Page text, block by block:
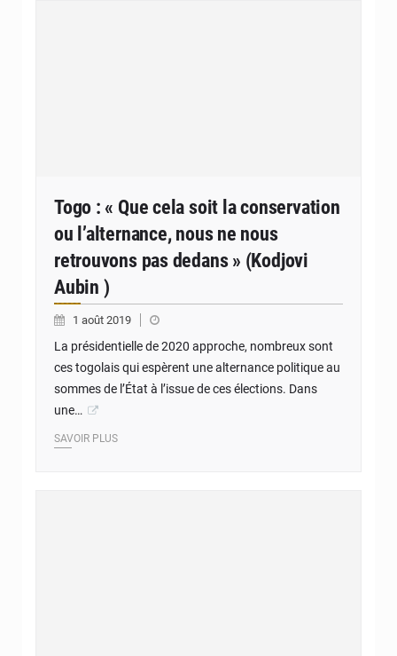
Togo : « Que cela soit la conservation
ou l’alternance, nous ne nous
retrouvons pas dedans » (Kodjovi
Aubin )
1 août 2019
La présidentielle de 2020 approche, nombreux sont
ces togolais qui espèrent une alternance politique au
sommes de l’État à l’issue de ces élections. Dans
une…
SAVOIR PLUS